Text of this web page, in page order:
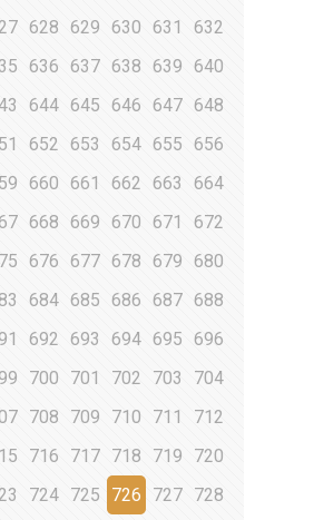
628 629 630 631
632
636 637 638 639 640
644 645 646 647 648
652 653 654 655 656
660 661 662 663
664
668 669 670 671
672
676 677 678 679
680
684 685 686 687 688
692 693 694 695
696
700 701 702 703
704
708 709 710 711
712
716 717 718 719
720
724 725 726 727 728